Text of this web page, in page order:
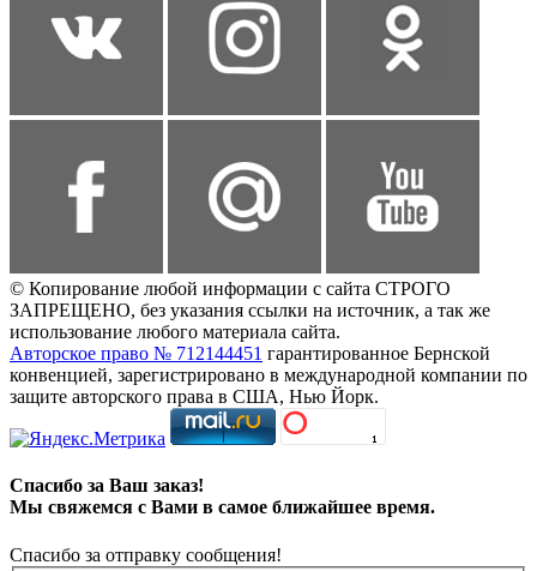
© Копирование любой информации с сайта СТРОГО
ЗАПРЕЩЕНО, без указания ссылки на источник, а так же
использование любого материала сайта.
Авторское право № 712144451 гарантированное Бернской
конвенцией, зарегистрировано в международной компании по
защите авторского права в США, Нью Йорк.
Спасибо за Ваш заказ!
Мы свяжемся с Вами в самое ближайшее время.
Спасибо за отправку сообщения!